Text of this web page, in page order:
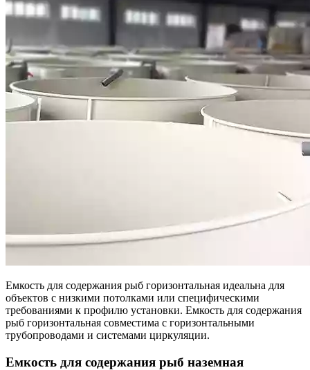
Емкость для содержания рыб горизонтальная идеальна для
объектов с низкими потолками или специфическими
требованиями к профилю установки. Емкость для содержания
рыб горизонтальная совместима с горизонтальными
трубопроводами и системами циркуляции.
Емкость для содержания рыб наземная